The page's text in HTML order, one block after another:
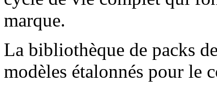
marque.
La bibliothèque de packs
modèles étalonnés pour le